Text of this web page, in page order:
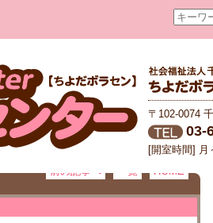
〒102-0074
03-
[開室時間]
前の記事へ
一覧 HOME